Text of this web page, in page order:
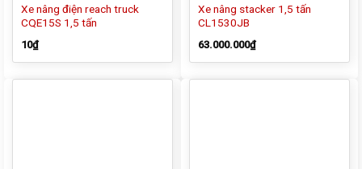
Xe nâng điện reach truck
CQE15S 1,5 tấn
10₫
Xe nâng stacker 1,5 tấn
CL1530JB
63.000.000₫